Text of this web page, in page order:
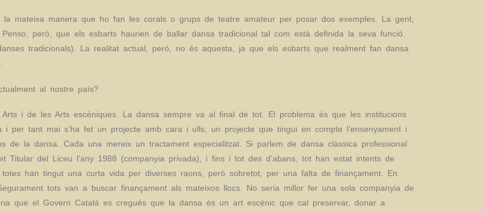
mateixa manera que ho fan les corals o grups de teatre amateur per posar dos exemples. La gent,
però, que els esbarts haurien de ballar dansa tradicional tal com està definida la seva funció.
tradicionals). La realitat actual, però, no és aquesta, ja que els esbarts que realment fan dansa
al nostre país?
i de les Arts escèniques. La dansa sempre va al final de tot. El problema és que les institucions
per tant mai s’ha fet un projecte amb cara i ulls; un projecte que tingui en compte l’ensenyament i
de la dansa. Cada una mereix un tractament especialitzat. Si parlem de dansa clàssica professional
Titular del Liceu l’any 1988 (companyia privada), i fins i tot des d’abans, tot han estat intents de
han tingut una curta vida per diverses raons, però sobretot, per una falta de finançament. En
tots van a buscar finançament als mateixos llocs. No seria millor fer una sola companyia de
que el Govern Català es cregués que la dansa és un art escènic que cal preservar, donar a